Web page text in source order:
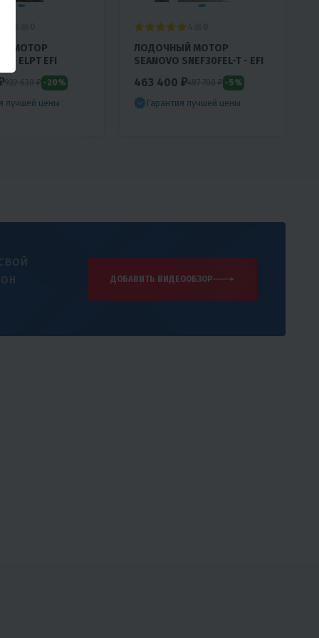
МОТОР
F30 ELPT EFI
922 630 ₽ -20%
лучшей цены
ЛОДОЧНЫЙ МОТОР
SEANOVO SNEF30FEL-T - EFI
463 400 ₽487 700 ₽ -5%
Гарантия лучшей цены
ДОБАВИТЬ ВИДЕООБЗОР